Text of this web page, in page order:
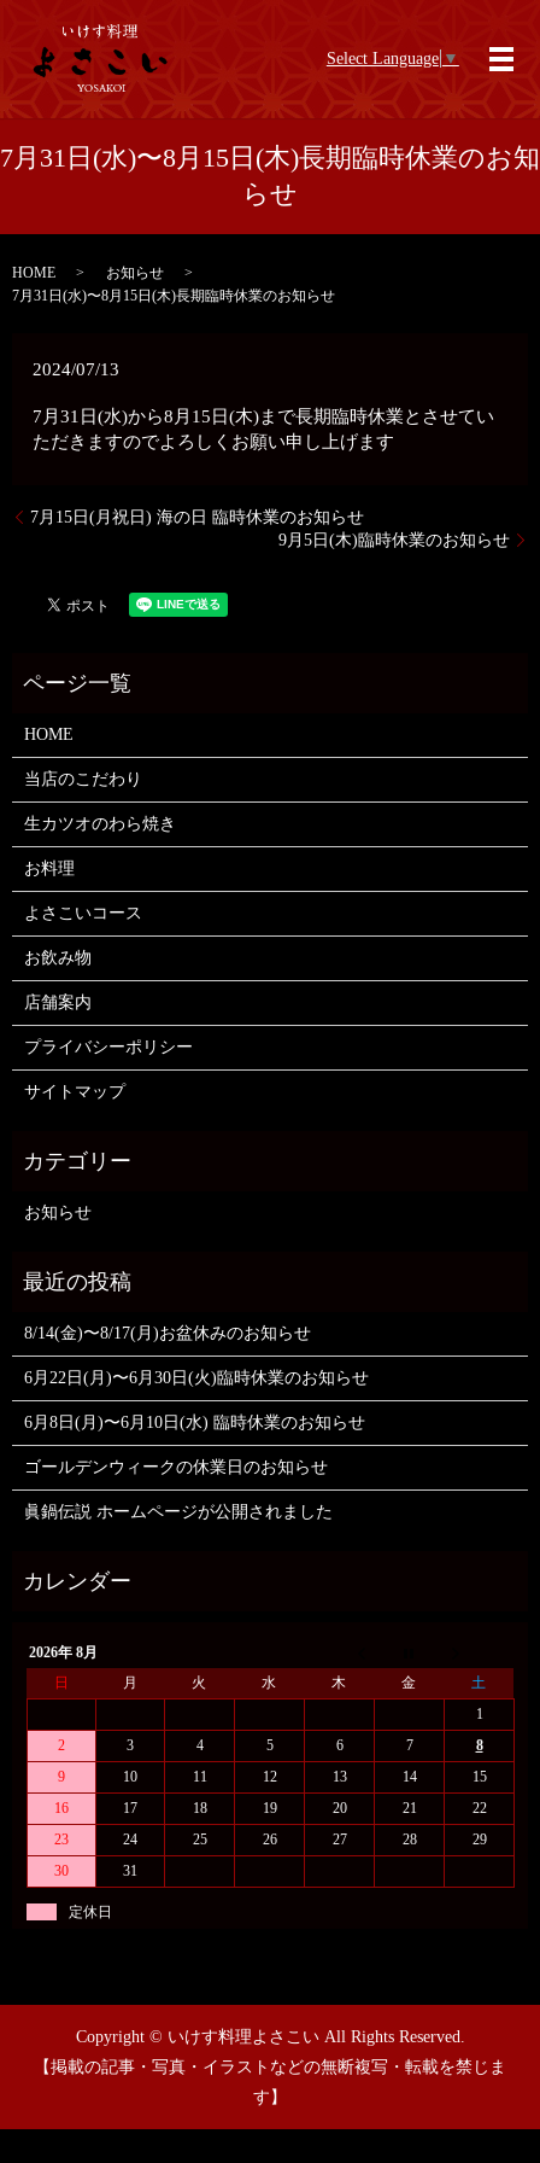
Select Language ▼
メ
7月31日(水)〜8月15日(木)長期臨時休業のお知
らせ
HOME
お知らせ
7月31日(水)〜8月15日(木)長期臨時休業のお知らせ
2024/07/13
7月31日(水)から8月15日(木)まで長期臨時休業とさせてい
ただきますのでよろしくお願い申し上げます
7月15日(月祝日) 海の日 臨時休業のお知らせ
9月5日(木)臨時休業のお知らせ
HOME
当店のこだわり
生カツオのわら焼き
お料理
よさこいコース
お飲み物
店舗案内
プライバシーポリシー
サイトマップ
お知らせ
8/14(金)〜8/17(月)お盆休みのお知らせ
6月22日(月)〜6月30日(火)臨時休業のお知らせ
6月8日(月)〜6月10日(水) 臨時休業のお知らせ
ゴールデンウィークの休業日のお知らせ
眞鍋伝説 ホームページが公開されました
2026年 8月
日
月 火 水 木 金
土
1
2
3 4 5 6 7
8
9
10 11 12 13 14
15
16
17 18 19 20 21
22
23
24 25 26 27 28
29
30
31
定休日
Copyright © いけす料理よさこい All Rights Reserved.
【掲載の記事・写真・イラストなどの無断複写・転載を禁じま
す】